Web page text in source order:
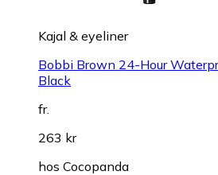
Kajal & eyeliner
Bobbi Brown 24-Hour
Black
fr.
263 kr
hos Cocopanda